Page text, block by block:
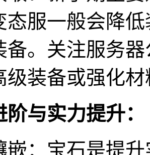
态服一般会降
备。关注服务
级装备或强化材
与实力提升：
嵌：宝石是提